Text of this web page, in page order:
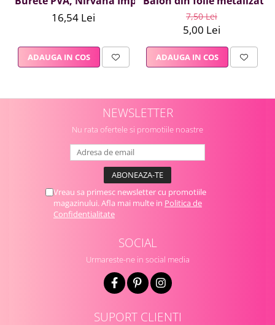
16,54 Lei
ADAUGA IN COS
7,50 Lei
5,00 Lei
ADAUGA IN COS
NEWSLETTER
Nu rata ofertele si promotiile noastre
Vreau sa primesc newsletter cu promotiile
magazinului. Afla mai multe in Politica de
Confidentialitate
SOCIAL
Urmareste-ne in social media
SUPORT CLIENTI